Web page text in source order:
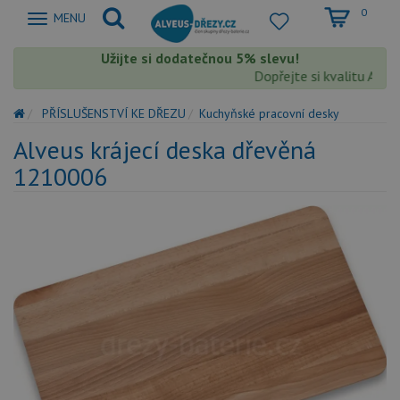
Zobrazit
MENU 0
Užijte si dodatečnou 5% slevu!
Dopřejte si kvalitu
PŘÍSLUŠENSTVÍ KE DŘEZU Kuchyňské pracovní desky
Alveus krájecí deska dřevěná
1210006